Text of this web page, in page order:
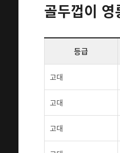
골두껍이
등급
고대
고대
고대